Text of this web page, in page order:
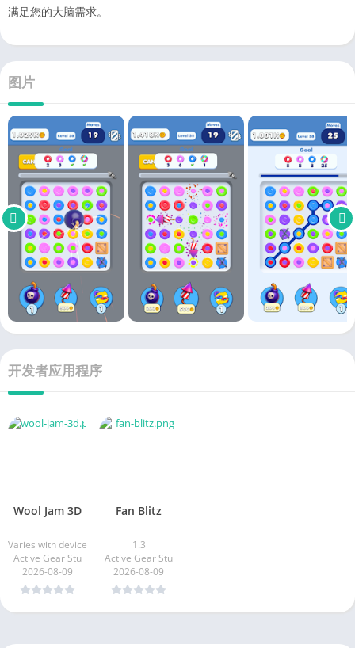
满足您的大脑需求。
图片
开发者应用程序
Wool Jam 3D
Varies with device
Active Gear Stu
2026-08-09
Fan Blitz
1.3
Active Gear Stu
2026-08-09